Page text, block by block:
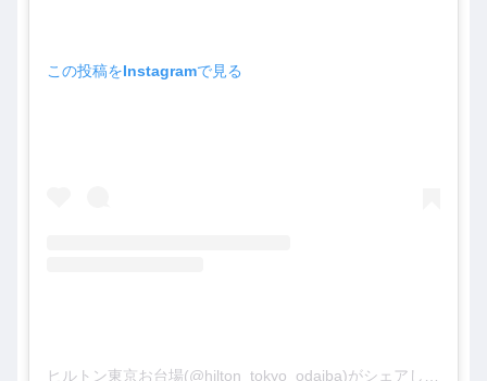
この投稿をInstagramで見る